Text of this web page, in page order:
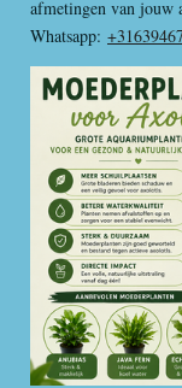
afmetingen van jouw
Whatsapp: